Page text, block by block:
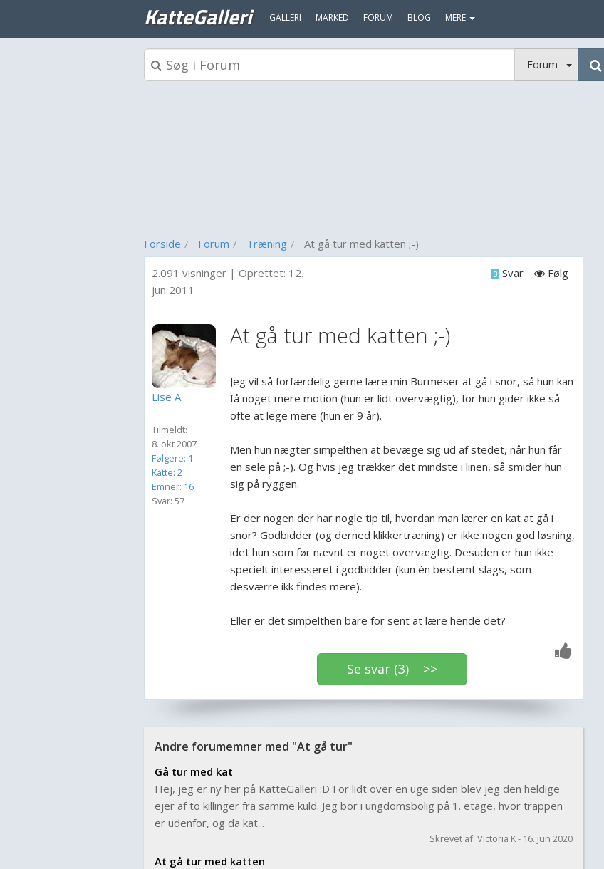
KatteGalleri GALLERI MARKED FORUM BLOG MERE
Forum
Forside Forum Træning At gå tur med katten ;-)
2.091 visninger | Oprettet: 12.
jun 2011
Følg
3 Svar
Lise A
Tilmeldt:
8. okt 2007
Følgere: 1
Katte: 2
Emner: 16
Svar: 57
At gå tur med katten ;-)
Jeg vil så forfærdelig gerne lære min Burmeser at gå i snor, så hun kan
få noget mere motion (hun er lidt overvægtig), for hun gider ikke så
ofte at lege mere (hun er 9 år).
Men hun nægter simpelthen at bevæge sig ud af stedet, når hun får
en sele på ;-). Og hvis jeg trækker det mindste i linen, så smider hun
sig på ryggen.
Er der nogen der har nogle tip til, hvordan man lærer en kat at gå i
snor? Godbidder (og derned klikkertræning) er ikke nogen god løsning,
idet hun som før nævnt er noget overvægtig. Desuden er hun ikke
specielt interesseret i godbidder (kun én bestemt slags, som
desværre ikk findes mere).
Eller er det simpelthen bare for sent at lære hende det?
Se svar (3) >>
Andre forumemner med "At gå tur"
Gå tur med kat
Hej, jeg er ny her på KatteGalleri :D For lidt over en uge siden blev jeg den heldige
ejer af to killinger fra samme kuld. Jeg bor i ungdomsbolig på 1. etage, hvor trappen
er udenfor, og da kat...
Skrevet af: Victoria K - 16. jun 2020
At gå tur med katten